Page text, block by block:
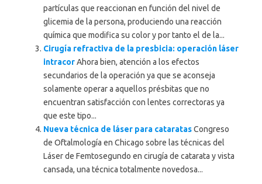
partículas que reaccionan en función del nivel de
glicemia de la persona, produciendo una reacción
química que modifica su color y por tanto el de la...
Cirugía refractiva de la presbicia: operación láser
intracorAhora bien, atención a los efectos
secundarios de la operación ya que se aconseja
solamente operar a aquellos présbitas que no
encuentran satisfacción con lentes correctoras ya
que este tipo...
Nueva técnica de láser para cataratasCongreso
de Oftalmología en Chicago sobre las técnicas del
Láser de Femtosegundo en cirugía de catarata y vista
cansada, una técnica totalmente novedosa...